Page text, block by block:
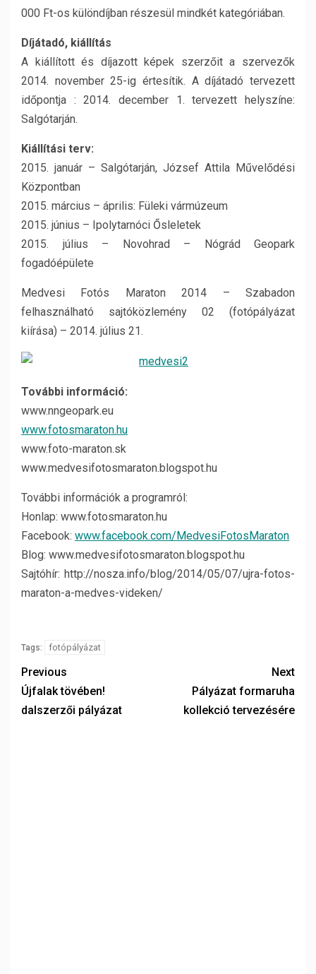
000 Ft-os különdíjban részesül mindkét kategóriában.
Díjátadó, kiállítás
A kiállított és díjazott képek szerzőit a szervezők
2014. november 25-ig értesítik. A díjátadó tervezett
időpontja : 2014. december 1. tervezett helyszíne:
Salgótarján.
Kiállítási terv:
2015. január – Salgótarján, József Attila Művelődési
Központban
2015. március – április: Füleki vármúzeum
2015. június – Ipolytarnóci Ősleletek
2015. július – Novohrad – Nógrád Geopark
fogadóépülete
Medvesi Fotós Maraton 2014 – Szabadon
felhasználható sajtóközlemény 02 (fotópályázat
kiírása) – 2014. július 21.
További információ:
www.nngeopark.eu
www.fotosmaraton.hu
www.foto-maraton.sk
www.medvesifotosmaraton.blogspot.hu
További információk a programról:
Honlap: www.fotosmaraton.hu
Facebook: www.facebook.com/MedvesiFotosMaraton
Blog: www.medvesifotosmaraton.blogspot.hu
Sajtóhír: http://nosza.info/blog/2014/05/07/ujra-fotos-
maraton-a-medves-videken/
Tags: fotópályázat
Previous
Újfalak tövében!
dalszerzői pályázat
Next
Pályázat formaruha
kollekció tervezésére